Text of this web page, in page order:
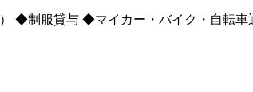
◆制服貸与 ◆マイカー・バイク・自転